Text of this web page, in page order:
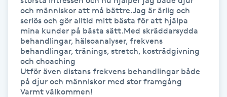
Gravidyoga
Gruppträning
Gua Sha-massage
och människor att må bättre.Jag är ärlig och
seriös och gör alltid mitt bästa för att hjälpa
mina kunder på bästa sätt.Med skräddarsydda
behandlingar, hälsoanalyser, frekvens
behandlingar, tränings, stretch, kostrådgivning
och choaching
Utför även distans frekvens behandlingar både
på djur och människor med stor framgång
Varmt välkommen!